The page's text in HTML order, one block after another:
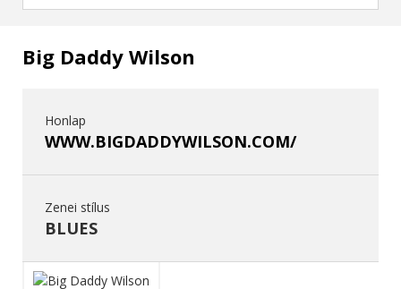
Big Daddy Wilson
Honlap
WWW.BIGDADDYWILSON.COM/
Zenei stílus
BLUES